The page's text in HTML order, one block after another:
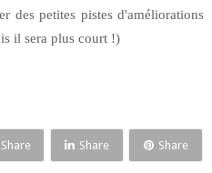
des petites pistes d'améliorations
il sera plus court !)
Share Share Share